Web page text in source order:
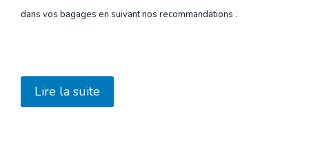
dans vos bagages en suivant nos recommandations .
Lire la suite